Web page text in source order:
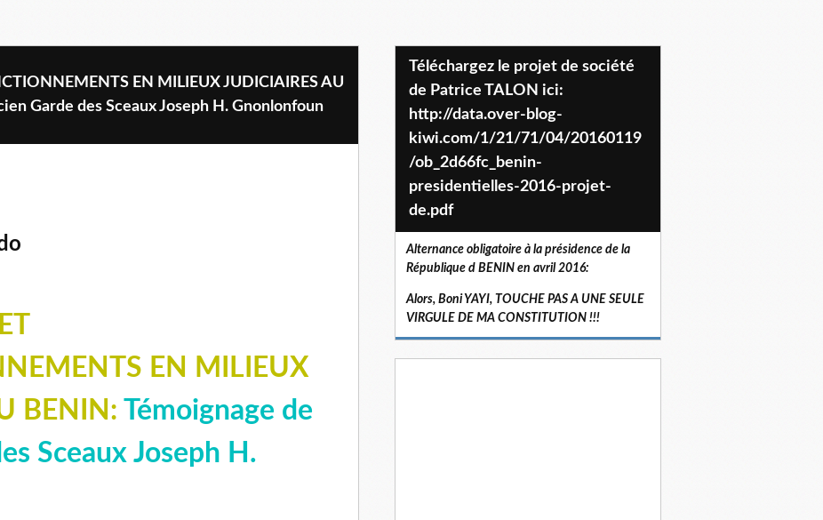
EN MILIEUX JUDICIAIRES AU
Garde des Sceaux Joseph H. Gnonlonfoun
EN MILIEUX
BENIN: Témoignage de
Sceaux Joseph H.
Téléchargez le projet de société
de Patrice TALON ici:
http://data.over-blog-
kiwi.com/1/21/71/04/20160119
/ob_2d66fc_benin-
presidentielles-2016-projet-
de.pdf
Alternance obligatoire à la présidence de la
République d BENIN en avril 2016:
Alors, Boni YAYI, TOUCHE PAS A UNE SEULE
VIRGULE DE MA CONSTITUTION !!!